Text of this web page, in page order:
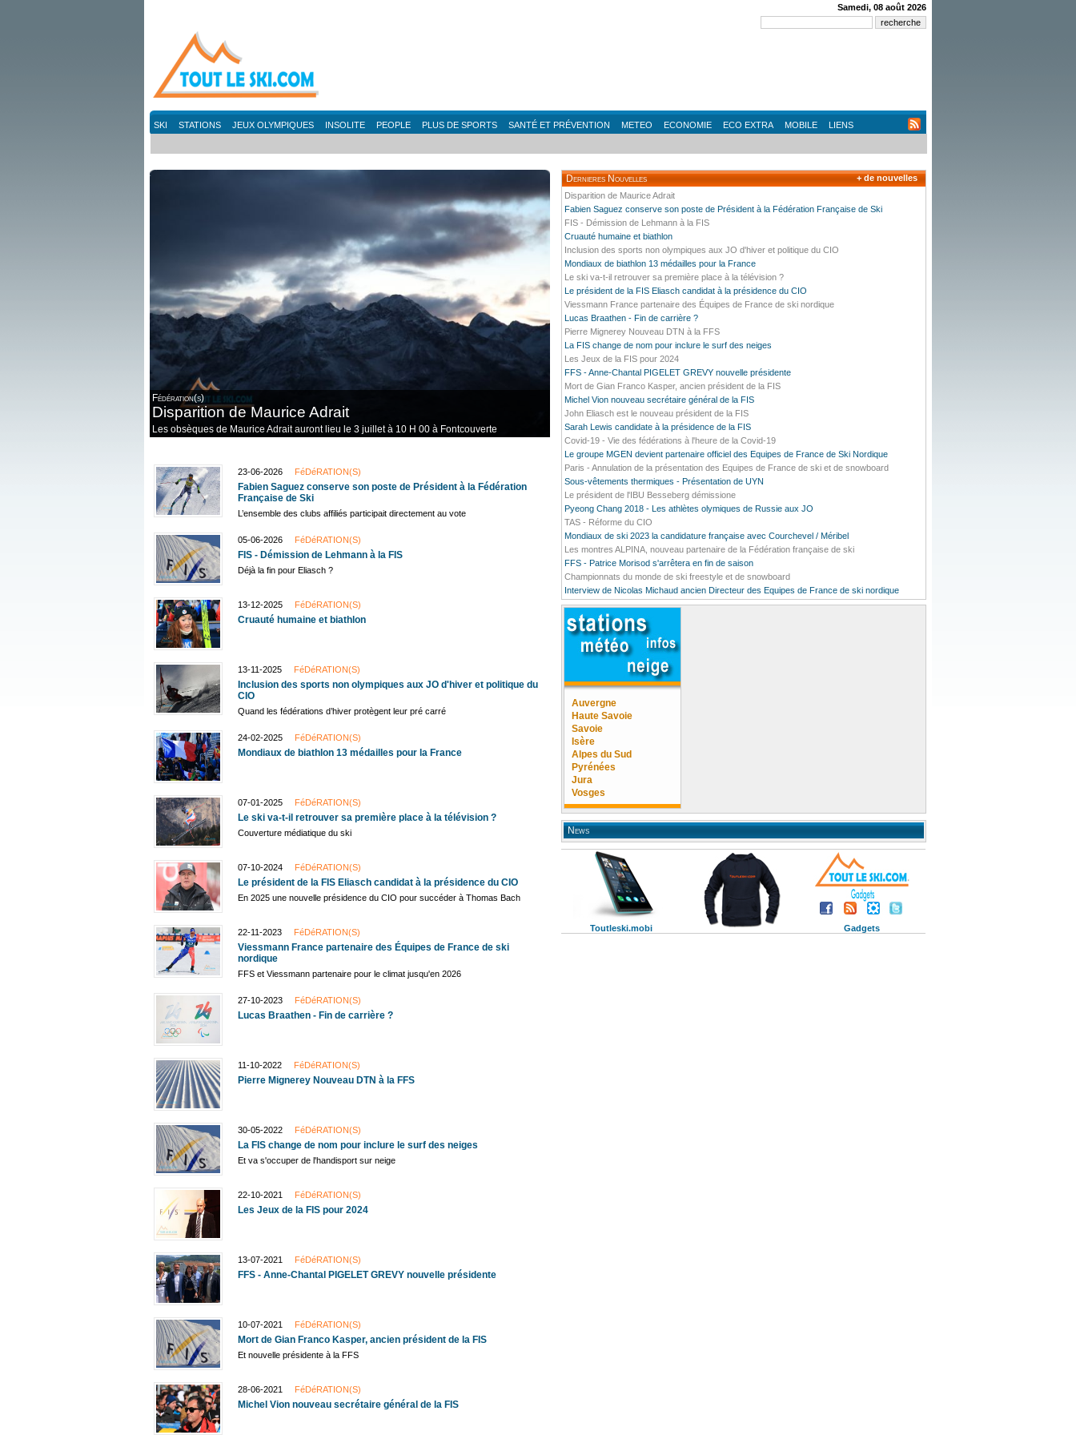
Samedi, 08 août 2026
SKI STATIONS JEUX OLYMPIQUES INSOLITE PEOPLE PLUS DE SPORTS SANTÉ ET PRÉVENTION METEO ECONOMIE ECO EXTRA MOBILE LIENS
Fédération(s)
Disparition de Maurice Adrait
Les obsèques de Maurice Adrait auront lieu le 3 juillet à 10 H 00 à Fontcouverte
23-06-2026 FéDéRATION(S)
Fabien Saguez conserve son poste de Président à la Fédération
Française de Ski
L’ensemble des clubs affiliés participait directement au vote
05-06-2026 FéDéRATION(S)
FIS - Démission de Lehmann à la FIS
Déjà la fin pour Eliasch ?
13-12-2025 FéDéRATION(S)
Cruauté humaine et biathlon
13-11-2025 FéDéRATION(S)
Inclusion des sports non olympiques aux JO d'hiver et politique du
CIO
Quand les fédérations d’hiver protègent leur pré carré
24-02-2025 FéDéRATION(S)
Mondiaux de biathlon 13 médailles pour la France
07-01-2025 FéDéRATION(S)
Le ski va-t-il retrouver sa première place à la télévision ?
Couverture médiatique du ski
07-10-2024 FéDéRATION(S)
Le président de la FIS Eliasch candidat à la présidence du CIO
En 2025 une nouvelle présidence du CIO pour succéder à Thomas Bach
22-11-2023 FéDéRATION(S)
Viessmann France partenaire des Équipes de France de ski
nordique
FFS et Viessmann partenaire pour le climat jusqu'en 2026
27-10-2023 FéDéRATION(S)
Lucas Braathen - Fin de carrière ?
11-10-2022 FéDéRATION(S)
Pierre Mignerey Nouveau DTN à la FFS
30-05-2022 FéDéRATION(S)
La FIS change de nom pour inclure le surf des neiges
Et va s'occuper de l'handisport sur neige
22-10-2021 FéDéRATION(S)
Les Jeux de la FIS pour 2024
13-07-2021 FéDéRATION(S)
FFS - Anne-Chantal PIGELET GREVY nouvelle présidente
10-07-2021 FéDéRATION(S)
Mort de Gian Franco Kasper, ancien président de la FIS
Et nouvelle présidente à la FFS
28-06-2021 FéDéRATION(S)
Michel Vion nouveau secrétaire général de la FIS
Dernieres Nouvelles
Disparition de Maurice Adrait
Fabien Saguez conserve son poste de Président à la Fédération Française de Ski
FIS - Démission de Lehmann à la FIS
Cruauté humaine et biathlon
Inclusion des sports non olympiques aux JO d'hiver et politique du CIO
Mondiaux de biathlon 13 médailles pour la France
Le ski va-t-il retrouver sa première place à la télévision ?
Le président de la FIS Eliasch candidat à la présidence du CIO
Viessmann France partenaire des Équipes de France de ski nordique
Lucas Braathen - Fin de carrière ?
Pierre Mignerey Nouveau DTN à la FFS
La FIS change de nom pour inclure le surf des neiges
Les Jeux de la FIS pour 2024
FFS - Anne-Chantal PIGELET GREVY nouvelle présidente
Mort de Gian Franco Kasper, ancien président de la FIS
Michel Vion nouveau secrétaire général de la FIS
John Eliasch est le nouveau président de la FIS
Sarah Lewis candidate à la présidence de la FIS
Covid-19 - Vie des fédérations à l'heure de la Covid-19
Le groupe MGEN devient partenaire officiel des Equipes de France de Ski Nordique
Paris - Annulation de la présentation des Equipes de France de ski et de snowboard
Sous-vêtements thermiques - Présentation de UYN
Le président de l'IBU Besseberg démissione
Pyeong Chang 2018 - Les athlètes olymiques de Russie aux JO
TAS - Réforme du CIO
Mondiaux de ski 2023 la candidature française avec Courchevel / Méribel
Les montres ALPINA, nouveau partenaire de la Fédération française de ski
FFS - Patrice Morisod s'arrêtera en fin de saison
Championnats du monde de ski freestyle et de snowboard
Interview de Nicolas Michaud ancien Directeur des Equipes de France de ski nordique
+ de nouvelles
Auvergne
Haute Savoie
Savoie
Isère
Alpes du Sud
Pyrénées
Jura
Vosges
News
Toutleski.mobi Gadgets